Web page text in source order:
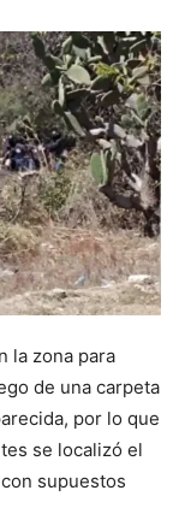
la zona para
de una carpeta
por lo que
se localizó el
supuestos